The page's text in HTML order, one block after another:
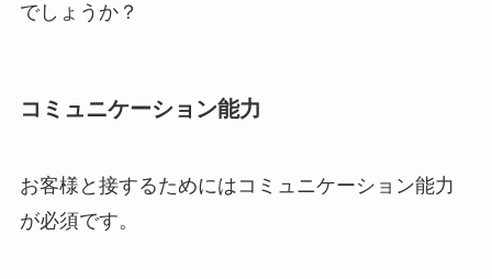
でしょうか？
コミュニケーション能力
お客様と接するためにはコミュニケーション能力
が必須です。